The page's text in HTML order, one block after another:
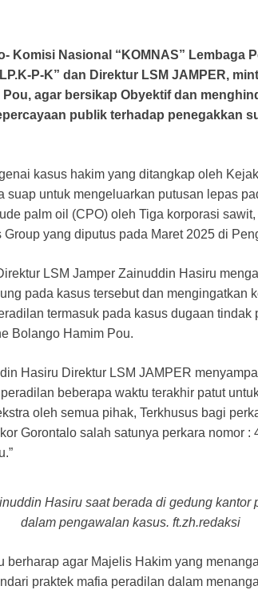
Komisi Nasional “KOMNAS” Lembaga
P-K” dan Direktur LSM JAMPER,
agar bersikap Obyektif dan
publik terhadap penegakkan
kasus hakim yang ditangkap oleh
suap untuk mengeluarkan putusan lepas
palm oil (CPO) oleh Tiga korporasi
Group yang diputus pada Maret 2025 di
LSM Jamper Zainuddin Hasiru
pada kasus tersebut dan mengingatkan
termasuk pada kasus dugaan tindak
Bolango Hamim Pou.
Hasiru Direktur LSM JAMPER
beberapa waktu terakhir patut
oleh semua pihak, Terkhusus bagi
Gorontalo salah satunya perkara nomor :
Hasiru saat berada di gedung kantor
dalam pengawalan kasus. ft.zh.redaksi
berharap agar Majelis Hakim yang
praktek mafia peradilan dalam